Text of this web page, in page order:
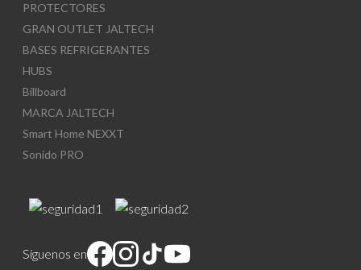
PROTECTORES
GRAN OUTLET JALTECH
BASES REFRIGERANTES
HUBS
Billboard
MARCA JALTECH
Smart Home NEXXT
Sonido PRO
Síguenos en